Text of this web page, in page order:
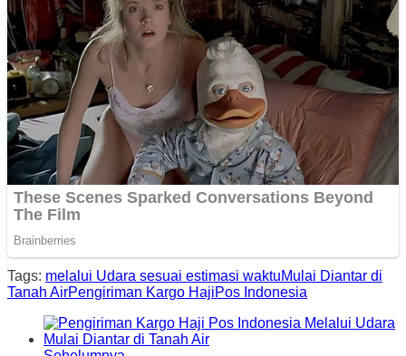
Tags: melalui Udara sesuai estimasi waktuMulai Diantar di
Tanah AirPengiriman Kargo HajiPos Indonesia